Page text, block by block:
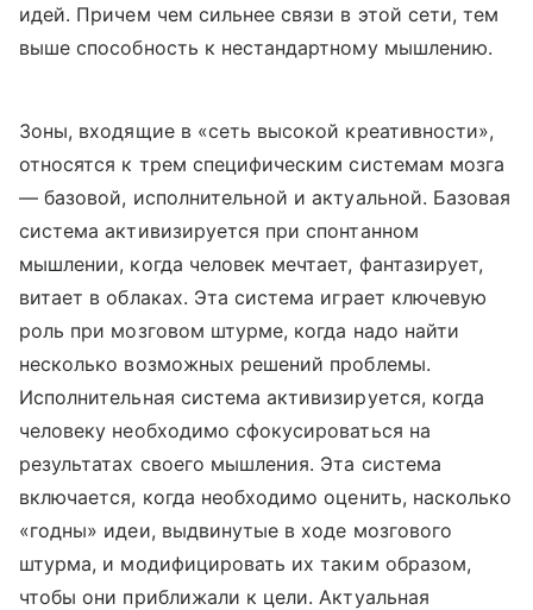
идей. Причем чем сильнее связи в этой сети, тем
выше способность к нестандартному мышлению.
Зоны, входящие в «сеть высокой креативности»,
относятся к трем специфическим системам мозга
— базовой, исполнительной и актуальной. Базовая
система активизируется при спонтанном
мышлении, когда человек мечтает, фантазирует,
витает в облаках. Эта система играет ключевую
роль при мозговом штурме, когда надо найти
несколько возможных решений проблемы.
Исполнительная система активизируется, когда
человеку необходимо сфокусироваться на
результатах своего мышления. Эта система
включается, когда необходимо оценить, насколько
«годны» идеи, выдвинутые в ходе мозгового
штурма, и модифицировать их таким образом,
чтобы они приближали к цели. Актуальная